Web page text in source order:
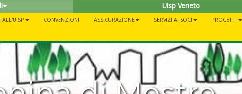
Uisp Veneto
ALL'UISP CONVENZIONI ASSICURAZIONE SERVIZI AI SOCI PROGETTI